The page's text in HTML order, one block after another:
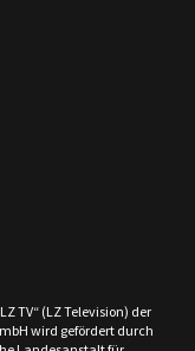
TV“ (LZ Television) der
wird gefördert durch